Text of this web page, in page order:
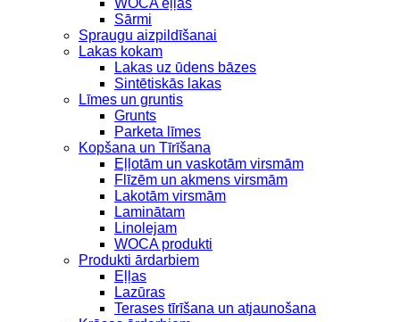
WOCA eļļas
Sārmi
Spraugu aizpildīšanai
Lakas kokam
Lakas uz ūdens bāzes
Sintētiskās lakas
Līmes un gruntis
Grunts
Parketa līmes
Kopšana un Tīrīšana
Eļļotām un vaskotām virsmām
Flīzēm un akmens virsmām
Lakotām virsmām
Laminātam
Linolejam
WOCA produkti
Produkti ārdarbiem
Eļļas
Lazūras
Terases tīrīšana un atjaunošana